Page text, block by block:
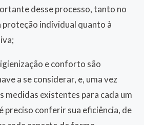
desse processo, tanto no
proteção individual quanto à
e conforto são
a se considerar, e, uma vez
medidas existentes para cada um
preciso conferir sua eficiência, de